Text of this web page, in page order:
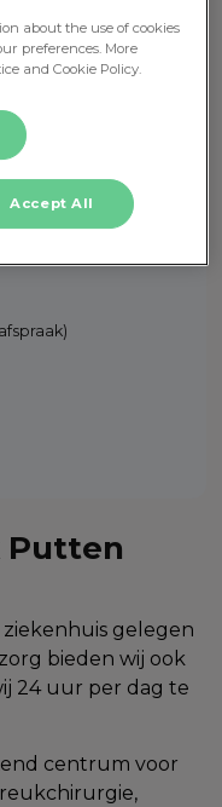
7
Putten
gelegen
bieden wij ook
24 uur per dag te
centrum voor
about the use of cookies
preferences. More
and Cookie Policy.
Accept All